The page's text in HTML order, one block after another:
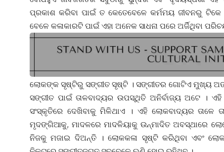
ପ୍ରକାଶ କରିବା ପାଇଁ ତ କେତେବେଳେ କର୍ମମୟ ଜୀବନରୁ ଟିକେ
ବେଳେ କଳାକାରଟି ପାଇଁ ଏହା ଅନେକ ସାଧନା ପରେ ଅର୍ଜିଥିବା
ଲୋକଙ୍କ ସୃଷ୍ଟିରୁ ସଙ୍ଗୀତ ସୃଷ୍ଟି । ସଙ୍ଗୀତର ଗୋଟିଏ ମୁଖ୍ୟ
ସଙ୍ଗୀତ ପାଇଁ ତାଳବାଦ୍ୟର ଉପସ୍ଥିତି ଅନିର୍ବାଜ୍ୟ ଅଟେ ।
ସଂସ୍କୃତିରେ ଦେଖିବାକୁ ମିଳିଥାଏ । ଏହି ଲୋକବାଦ୍ୟର
ମୃଦଙ୍ଗିଆକୁ, ମାଦଳରେ ମାଦଳିୟାକୁ ଉନ୍ମାଦିତ ଅବସ୍ଥାରେ
ନିଜକୁ ମଜାଇ ଦିଅନ୍ତି । ଲୋକକଳା ସୃଷ୍ଟି କରିଥିବା ଏବଂ